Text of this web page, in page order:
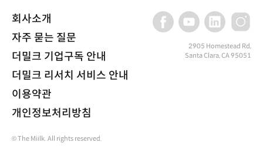
회사소개
자주 묻는 질문
더밀크 기업구독 안내
더밀크 리서치 서비스 안내
이용약관
개인정보처리방침
2905 Homestead Rd,
Santa Clara, CA 95051
© The Miilk. All rights reserved.